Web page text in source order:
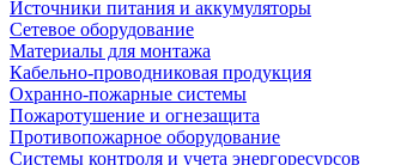
Источники питания и аккумуляторы
Сетевое оборудование
Материалы для монтажа
Кабельно-проводниковая продукция
Охранно-пожарные системы
Пожаротушение и огнезащита
Противопожарное оборудование
Системы контроля и учета энергоресурсов